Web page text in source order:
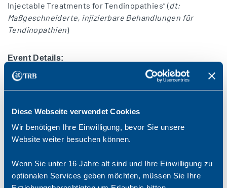
Diese Webseite verwendet Cookies
Wir benötigen Ihre Einwilligung, bevor Sie unsere
Website weiter besuchen können.
Wenn Sie unter 16 Jahre alt sind und Ihre Einwilligung zu
optionalen Services geben möchten, müssen Sie Ihre
Injectable Treatments for Tendinopathies“ (dt:
Maßgeschneiderte, injizierbare Behandlungen für
Tendinopathien)
Event Details:
▻ Datum und Uhrzeit:
Montag, 30. Juni 2025 | 18:00
▻ Ort:Live-Webinar | Online
▻ Präsentiert von Prof. Anja Hirschmüller:
Webinar beginnt mit einem Vortrag von Prof.
dem Publikum.
▻ Agenda:Das Webinar wird die neuesten
wissenschaftlichen Erkenntnisse und praktischen